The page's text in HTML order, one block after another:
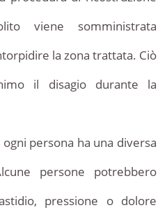
viene somministrata
la zona trattata. Ciò
il disagio durante la
persona ha una diversa
persone potrebbero
pressione o dolore